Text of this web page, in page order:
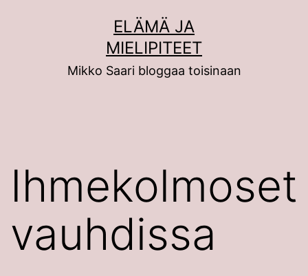
ELÄMÄ JA
MIELIPITEET
Mikko Saari bloggaa toisinaan
Ihmekolmoset
vauhdissa